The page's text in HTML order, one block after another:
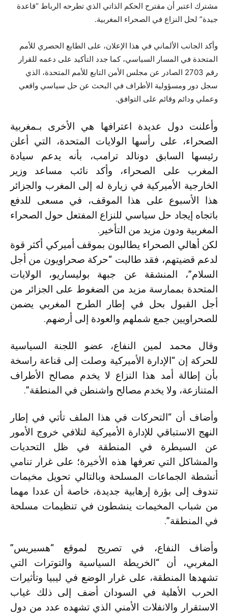
مشترك اعتبر أن مقترح الحكم الذاتي الذي تطرحه الرباط “قاعدة
جيدة” لحل النزاع في الصحراء المغربية.
وأكد الجانب الألماني في هذا الإعلان، على الطابع الحصري للأمم
المتحدة في المسار السياسي، كما جدد التأكيد على دعمه للقرار
رقم 2703 الصادر عن مجلس الأمن التابع للأمم المتحدة، الذي
سجل دور ومسؤولية الأطراف في البحث عن حل سياسي واقعي
وعملي ودائم وقائم على التوافق.
وأعلنت دول عديدة اعترافها هي الأخرى بـمغربية
الصحراء، على رأسها الولايات المتحدة، التي أعلن
رئيسها السابق دونالد ترامب، بأنه يدعم سيادة
المغرب على الصحراء، وأكد نائب مساعد وزير
الخارجية الأميركية في زيارة له إلى المغرب والجزائر
هذا الأسبوع على هذا الموقف، في مسعى للدفع
باتجاه إيجاد حل سياسي للنزاع المفتعل حول الصحراء
المغربية ودون مزيد من التأخير.
لكن أهالي الصحراء يطالبون بموقف أميركي أكثر قوة
لدعم قضيتهم، فقد طالبت “حركة صحراويون من أجل
السلام”، المنشقة عن جبهة بوليساريو، الولايات
المتحدة بممارسة مزيد من الضغوط على الجزائر من
أجل القبول بحل في إطار الطرح المغربي يضمن
للصحراويين جمع شملهم والعودة إلى أرضهم.
وقال محمد لمين النفاع، عضو اللجنة السياسية
للحركة إن “الإدارة الأميركية وصلت إلى قناعة راسخة
بأن إطالة أمد هذا النزاع لا يخدم مصالح الأطراف
المتنازعة، ولا يخدم مصالح واشنطن في المنطقة”.
وأضاف أن “التحركات في هذا الملف تأتي في إطار
النهج الاستباقي للإدارة الأميركية لتلافي خروج الأمور
عن السيطرة في المنطقة في ظل التحديات
والمشاكل التي تعرفها هذه الأخيرة؛ على غرار تنامي
أنشطة الجماعات المسلحة وبالتالي تحويل مخيمات
تندوف إلى بؤرة إرهابية جديدة، خاصة أن عددا مهما
من شباب المخيمات ينشطون في تنظيمات مسلحة
في المنطقة”.
وأضاف النفاع، في تصريح لموقع “هسبريس”
المغربي، أن “الخريطة السياسية والتوترات التي
تشهدها المنطقة، على غرار الوضع في ليبيا وتأثيرات
الحرب الأهلية في السودان أضف إلى ذلك غياب
الاستقرار والانفلات الأمني الذي تشهده عدد من دول